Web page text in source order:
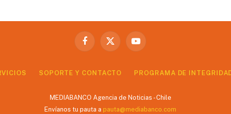
Facebook
X
YouTube
SOPORTE Y CONTACTO PROGRAMA DE
MEDIABANCO Agencia de Noticias - Chile
Envíanos tu pauta a pauta@mediabanco.com